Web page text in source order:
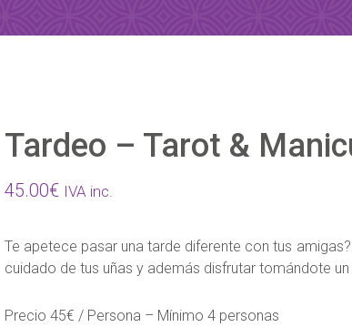
Tardeo – Tarot &
45.00€ IVA inc.
Te apetece pasar una tarde diferente con tus
cuidado de tus uñas y además disfrutar tomándote
Precio 45€ / Persona – Mínimo 4 personas